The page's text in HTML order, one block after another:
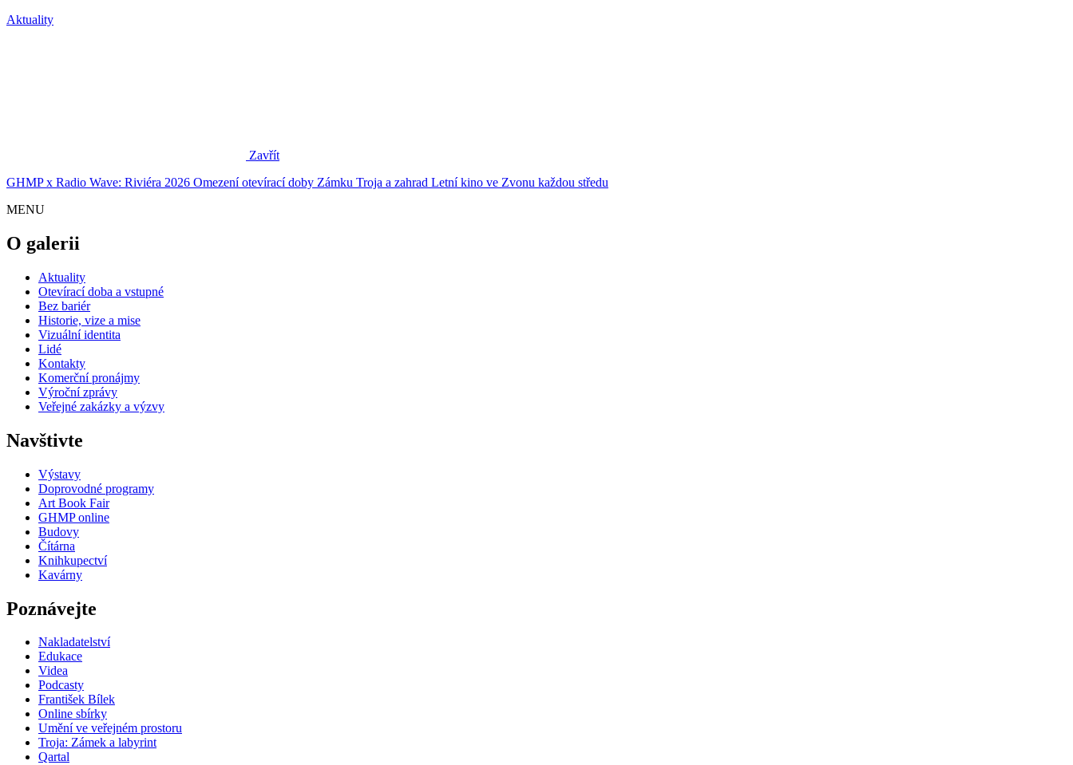
Aktuality
Zavřít
GHMP x Radio Wave: Riviéra 2026 Omezení otevírací doby Zámku Troja a zahrad Letní kino ve Zvonu každou středu
MENU
O galerii
Aktuality
Otevírací doba a vstupné
Bez bariér
Historie, vize a mise
Vizuální identita
Lidé
Kontakty
Komerční pronájmy
Výroční zprávy
Veřejné zakázky a výzvy
Navštivte
Výstavy
Doprovodné programy
Art Book Fair
GHMP online
Budovy
Čítárna
Knihkupectví
Kavárny
Poznávejte
Nakladatelství
Edukace
Videa
Podcasty
František Bílek
Online sbírky
Umění ve veřejném prostoru
Troja: Zámek a labyrint
Qartal